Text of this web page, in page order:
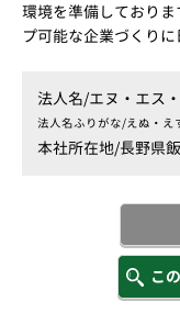
環境を準備しており
プ可能な企業づくりに
法人名/エヌ・エス
法人名ふりがな/えぬ・え
本社所在地/長野県
こ